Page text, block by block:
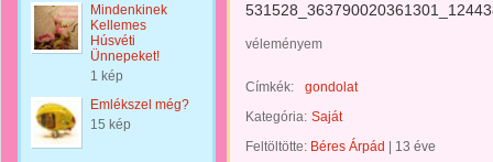
Mindenkinek
Kellemes
Húsvéti
Ünnepeket!
1 kép
Emlékszel még?
15 kép
véleményem
Címkék:
gondolat
Kategória: Saját
Feltöltötte: Béres Árpád
13 éve